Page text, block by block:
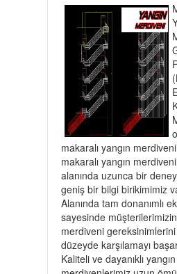
makaralı yangın
makaralı yangın
alanında uzunca bir
geniş bir bilgi birikimimiz
Alanında tam donanımlı
sayesinde müşterilerimizin
merdiveni
düzeyde karşılamayı
Kaliteli ve dayanıklı yangın